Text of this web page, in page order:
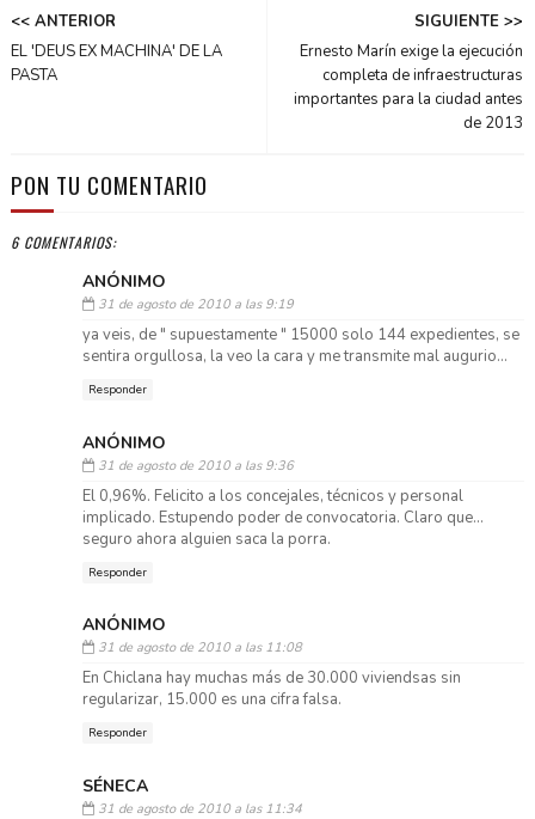
SIGUIENTE >>
Ernesto Marín exige la ejecución
completa de infraestructuras
importantes para la ciudad antes
de 2013
<< ANTERIOR
EL 'DEUS EX MACHINA' DE LA
PASTA
PON TU COMENTARIO
6 COMENTARIOS:
ANÓNIMO
31 de agosto de 2010 a las 9:19
ya veis, de " supuestamente " 15000 solo 144 expedientes, se
sentira orgullosa, la veo la cara y me transmite mal augurio...
Responder
ANÓNIMO
31 de agosto de 2010 a las 9:36
El 0,96%. Felicito a los concejales, técnicos y personal
implicado. Estupendo poder de convocatoria. Claro que…
seguro ahora alguien saca la porra.
Responder
ANÓNIMO
31 de agosto de 2010 a las 11:08
En Chiclana hay muchas más de 30.000 viviendsas sin
regularizar, 15.000 es una cifra falsa.
Responder
SÉNECA
31 de agosto de 2010 a las 11:34